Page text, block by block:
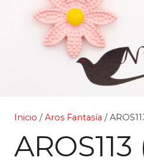
Inicio /Aros Fantasía /
AROS113